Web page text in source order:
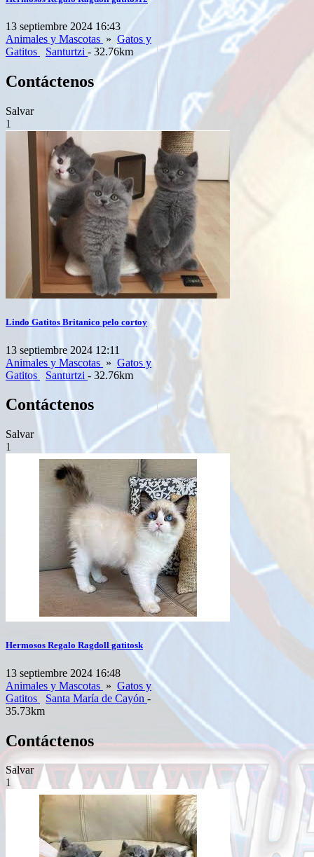
13 septiembre 2024 16:43
Animales y Mascotas » Gatos y
Gatitos
Santurtzi - 32.76km
Contáctenos
Salvar
1
Lindo Gatitos Britanico pelo cortoy
13 septiembre 2024 12:11
Animales y Mascotas » Gatos y
Gatitos
Santurtzi - 32.76km
Contáctenos
Salvar
1
Hermosos Regalo Ragdoll gatitosk
13 septiembre 2024 16:48
Animales y Mascotas » Gatos y
Gatitos
Santa María de Cayón -
35.73km
Contáctenos
Salvar
1